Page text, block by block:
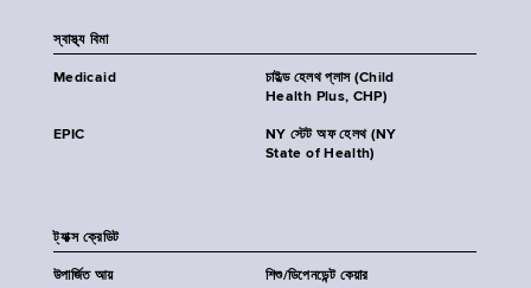
স্বাস্থ্য বিমা
Medicaid
চাইল্ড হেলথ প্লাস (Child
Health Plus, CHP)
EPIC
NY স্টেট অফ হেলথ (NY
State of Health)
ট্যাক্স ক্রেডিট
উপার্জিত আয় শিশু/ডিপেনডেন্ট কেয়ার